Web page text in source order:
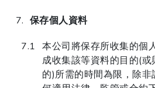
保存個人資料
本公司將保存所收集的個
成收集該等資料的目的(或
的)所需的時間為限，除